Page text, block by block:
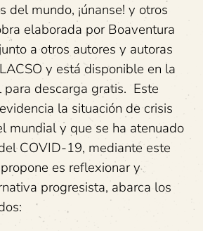
del mundo, ¡únanse! y otros
elaborada por Boaventura
a otros autores y autoras
y está disponible en la
descarga gratis. Este
la situación de crisis
mundial y que se ha atenuado
COVID-19, mediante este
es reflexionar y
progresista, abarca los